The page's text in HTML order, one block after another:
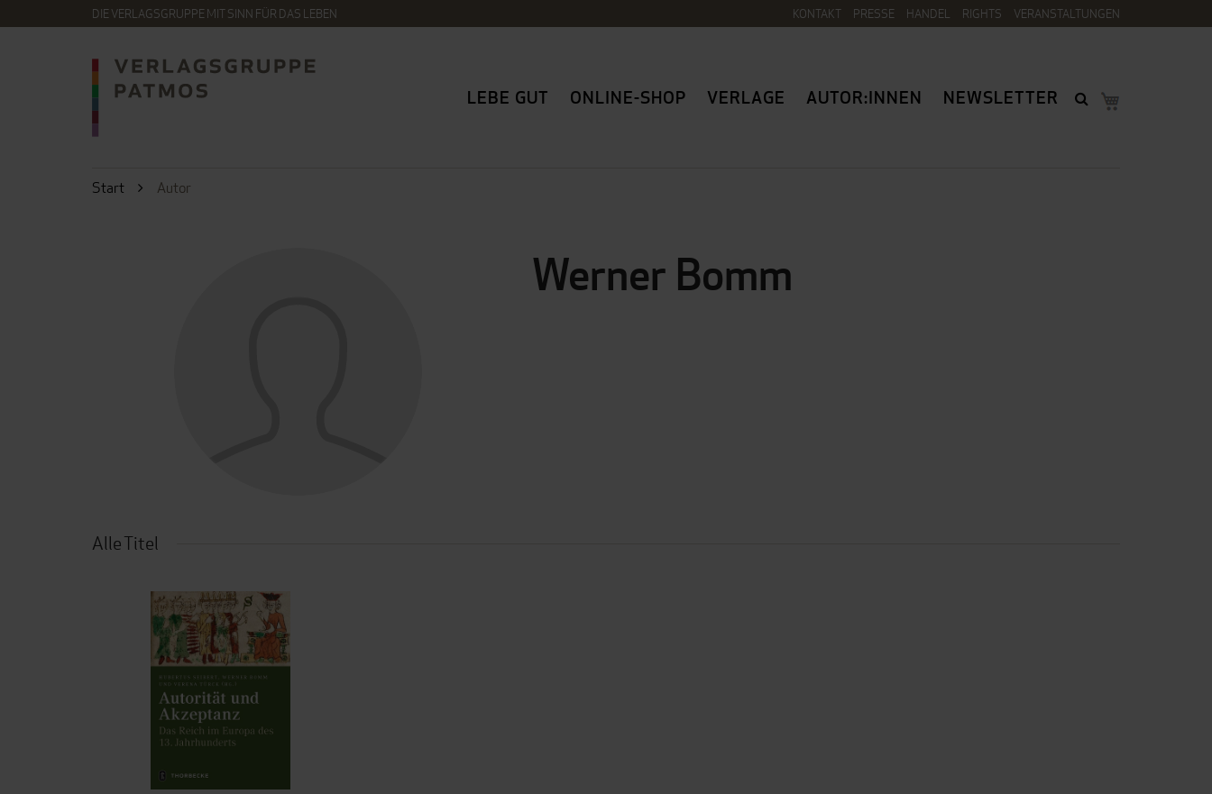
DIE VERLAGSGRUPPE MIT SINN FÜR DAS LEBEN KONTAKT PRESSE HANDEL RIGHTS VERANSTALTUNGEN
LEBE GUT ONLINE-SHOP VERLAGE AUTOR:INNEN NEWSLETTER
Start Autor
Werner Bomm
Alle Titel